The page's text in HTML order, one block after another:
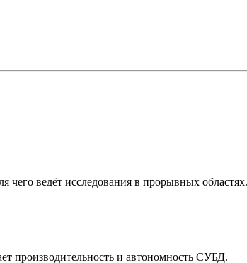
ведёт исследования в прорывных областях.
производительность и автономность СУБД.